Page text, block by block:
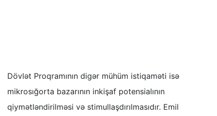
Dövlət Proqramının digər mühüm istiqaməti isə
mikrosığorta bazarının inkişaf potensialının
qiymətləndirilməsi və stimullaşdırılmasıdır. Emil